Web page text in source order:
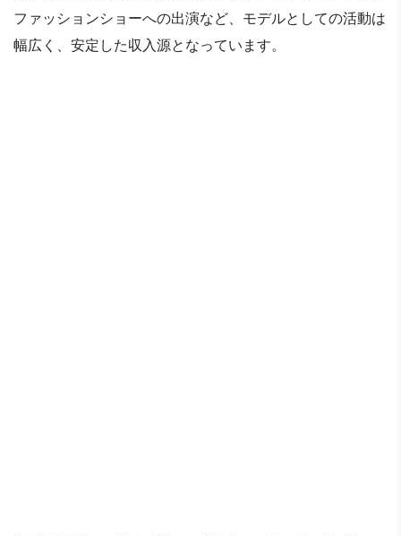
ファッションショーへの出演など、モデルとしての活動は
幅広く、安定した収入源となっています。